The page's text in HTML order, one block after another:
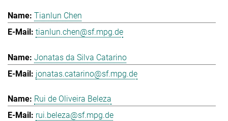
Tianlun Chen
tianlun.chen@sf.mpg.de
Jonatas da Silva Catarino
jonatas.catarino@sf.mpg.de
Rui de Oliveira Beleza
rui.beleza@sf.mpg.de